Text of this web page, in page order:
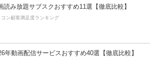
読み放題サブスクおすすめ11選【徹底比較】
コン顧客満足度ランキング
年動画配信サービスおすすめ40選【徹底比較】